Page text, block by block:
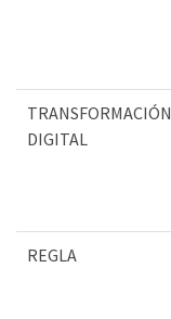
TRANSFORMACIÓN
DIGITAL
REGLA